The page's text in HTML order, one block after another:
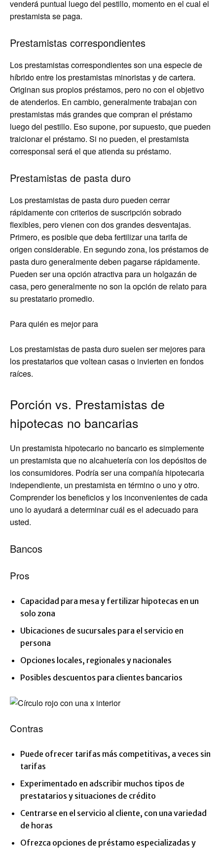
venderá puntual luego del pestillo, momento en el cual el
prestamista se paga.
Prestamistas correspondientes
Los prestamistas correspondientes son una especie de
híbrido entre los prestamistas minoristas y de cartera.
Originan sus propios préstamos, pero no con el objetivo
de atenderlos. En cambio, generalmente trabajan con
prestamistas más grandes que compran el préstamo
luego del pestillo. Eso supone, por supuesto, que pueden
traicionar el préstamo. Si no pueden, el prestamista
corresponsal será el que atienda su préstamo.
Prestamistas de pasta duro
Los prestamistas de pasta duro pueden cerrar
rápidamente con criterios de suscripción sobrado
flexibles, pero vienen con dos grandes desventajas.
Primero, es posible que deba fertilizar una tarifa de
origen considerable. En segundo zona, los préstamos de
pasta duro generalmente deben pagarse rápidamente.
Pueden ser una opción atractiva para un holgazán de
casa, pero generalmente no son la opción de relato para
su prestatario promedio.
Para quién es mejor para
Los prestamistas de pasta duro suelen ser mejores para
los prestatarios que voltean casas o invierten en fondos
raíces.
Porción vs. Prestamistas de
hipotecas no bancarias
Un prestamista hipotecario no bancario es simplemente
un prestamista que no alcahuetería con los depósitos de
los consumidores. Podría ser una compañía hipotecaria
independiente, un prestamista en término o uno y otro.
Comprender los beneficios y los inconvenientes de cada
uno lo ayudará a determinar cuál es el adecuado para
usted.
Bancos
Pros
Capacidad para mesa y fertilizar hipotecas en un
solo zona
Ubicaciones de sucursales para el servicio en
persona
Opciones locales, regionales y nacionales
Posibles descuentos para clientes bancarios
Contras
Puede ofrecer tarifas más competitivas, a veces sin
tarifas
Experimentado en adscribir muchos tipos de
prestatarios y situaciones de crédito
Centrarse en el servicio al cliente, con una variedad
de horas
Ofrezca opciones de préstamo especializadas y